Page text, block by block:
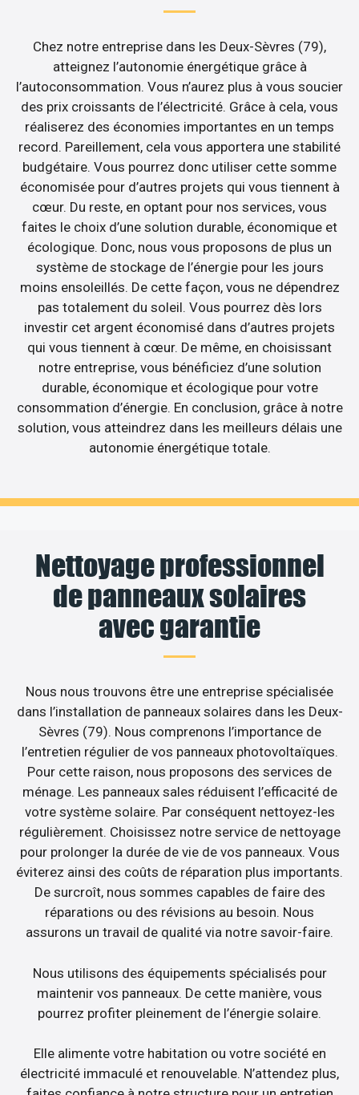
Chez notre entreprise dans les Deux-Sèvres (79),
atteignez l’autonomie énergétique grâce à
l’autoconsommation. Vous n’aurez plus à vous soucier
des prix croissants de l’électricité. Grâce à cela, vous
réaliserez des économies importantes en un temps
record. Pareillement, cela vous apportera une stabilité
budgétaire. Vous pourrez donc utiliser cette somme
économisée pour d’autres projets qui vous tiennent à
cœur. Du reste, en optant pour nos services, vous
faites le choix d’une solution durable, économique et
écologique. Donc, nous vous proposons de plus un
système de stockage de l’énergie pour les jours
moins ensoleillés. De cette façon, vous ne dépendrez
pas totalement du soleil. Vous pourrez dès lors
investir cet argent économisé dans d’autres projets
qui vous tiennent à cœur. De même, en choisissant
notre entreprise, vous bénéficiez d’une solution
durable, économique et écologique pour votre
consommation d’énergie. En conclusion, grâce à notre
solution, vous atteindrez dans les meilleurs délais une
autonomie énergétique totale.
Nettoyage professionnel
de panneaux solaires
avec garantie
Nous nous trouvons être une entreprise spécialisée
dans l’installation de panneaux solaires dans les Deux-
Sèvres (79). Nous comprenons l’importance de
l’entretien régulier de vos panneaux photovoltaïques.
Pour cette raison, nous proposons des services de
ménage. Les panneaux sales réduisent l’efficacité de
votre système solaire. Par conséquent nettoyez-les
régulièrement. Choisissez notre service de nettoyage
pour prolonger la durée de vie de vos panneaux. Vous
éviterez ainsi des coûts de réparation plus importants.
De surcroît, nous sommes capables de faire des
réparations ou des révisions au besoin. Nous
assurons un travail de qualité via notre savoir-faire.
Nous utilisons des équipements spécialisés pour
maintenir vos panneaux. De cette manière, vous
pourrez profiter pleinement de l’énergie solaire.
Elle alimente votre habitation ou votre société en
électricité immaculé et renouvelable. N’attendez plus,